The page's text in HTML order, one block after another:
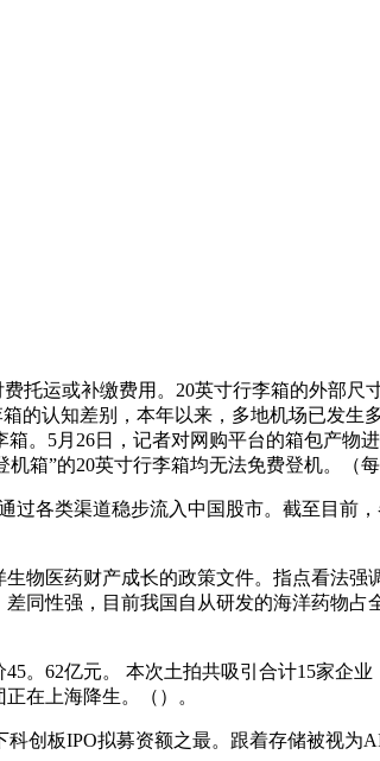
运或补缴费用。20英寸行李箱的外部尺
的认知差别，本年以来，多地机场已发生
。5月26日，记者对网购平台的箱包产物
箱”的20英寸行李箱均无法免费登机。（每
各类渠道稳步流入中国股市。截至目前
物医药财产成长的政策文件。指点看法强
同性强，目前我国自从研发的海洋药物占
。62亿元。 本次土拍共吸引合计15家企业
在上海降生。（）。
创板IPO拟募资额之最。跟着存储被视为